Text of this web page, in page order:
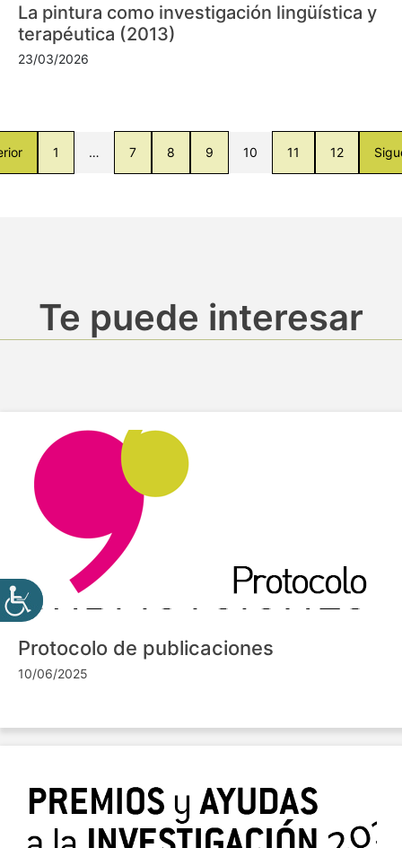
La pintura como investigación lingüística y
terapéutica (2013)
23/03/2026
1 … 7 8 9 10 11 12
Te puede interesar
Protocolo de publicaciones
10/06/2025